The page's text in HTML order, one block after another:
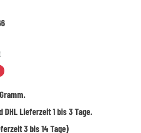
Gramm.
DHL Lieferzeit 1 bis 3 Tage.
3 bis 14 Tage)